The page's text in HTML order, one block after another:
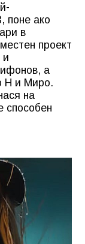
поне ако
в
проект
и
а
Н и Миро.
на
способен